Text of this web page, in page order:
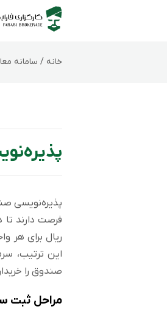
خانه / سامانه‌
ریال برای هر
این ترتیب،
صندوق را
مراحل ثبت